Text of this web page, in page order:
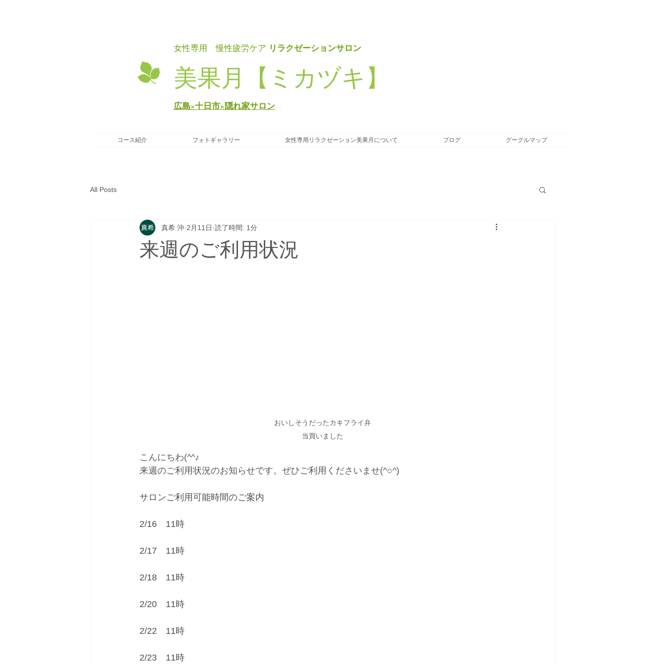
女性専用 慢性疲労ケア リラクゼーションサロン
広島×十日市×隠れ家サロン
美果月【ミカヅキ】
コース紹介 フォトギャラリー 女性専用リラクゼーション美果月について ブログ グーグルマップ
All Posts
来週のご利用状況
真希 沖 2月11日 読了時間: 1分
おいしそうだったカキフライ弁
当買いました
こんにちわ(^^♪
来週のご利用状況のお知らせです。ぜひご利用くださいませ(^○^)
サロンご利用可能時間のご案内
2/16　11時
2/17　11時
2/18　11時
2/20　11時
2/22　11時
2/23　11時